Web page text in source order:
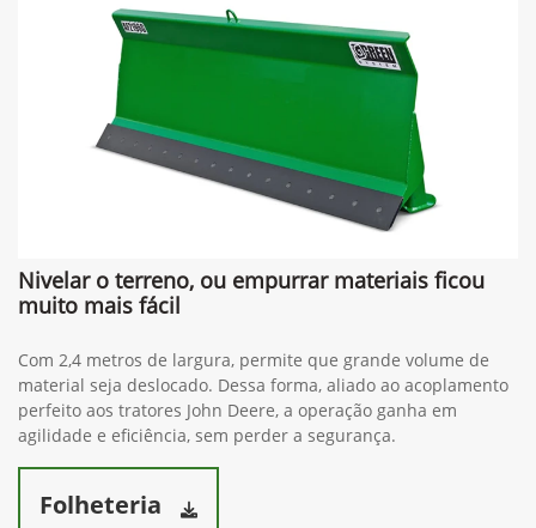
Nivelar o terreno, ou empurrar materiais ficou
muito mais fácil
Com 2,4 metros de largura, permite que grande volume de
material seja deslocado. Dessa forma, aliado ao acoplamento
perfeito aos tratores John Deere, a operação ganha em
agilidade e eficiência, sem perder a segurança.
Folheteria